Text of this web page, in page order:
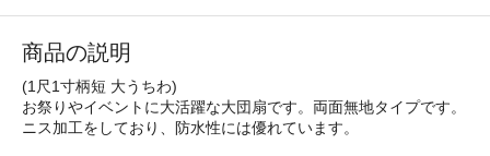
商品の説明
(1尺1寸柄短 大うちわ)
お祭りやイベントに大活躍な大団扇です。両面無地タイプです。
ニス加工をしており、防水性には優れています。